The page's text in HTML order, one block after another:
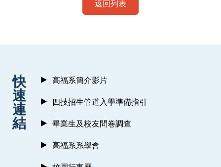
返回列表
快
速
連
結
高福系簡介影片
四技招生管道入學準備指引
畢業生及校友問卷調查
高福系系學會